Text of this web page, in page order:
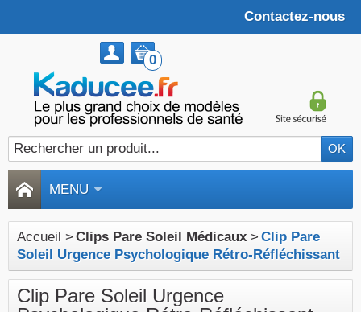
Contactez-nous
0
MENU
Accueil > Clips Pare Soleil Médicaux > Clip Pare
Soleil Urgence Psychologique Rétro-Réfléchissant
Clip Pare Soleil Urgence